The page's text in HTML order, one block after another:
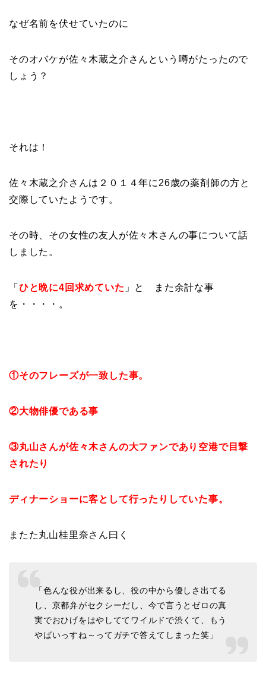
なぜ名前を伏せていたのに
そのオバケが佐々木蔵之介さんという噂がたったので
しょう？
それは！
佐々木蔵之介さんは２０１４年に26歳の薬剤師の方と
交際していたようです。
その時、その女性の友人が佐々木さんの事について話
しました。
「 ひと晩に4回求めていた 」と また余計な事
を・・・・。
①そのフレーズが一致した事。
②大物俳優である事
③丸山さんが佐々木さんの大ファンであり空港で目撃
されたり
ディナーショーに客として行ったりしていた事。
またた丸山桂里奈さん曰く
「色んな役が出来るし、役の中から優しさ出てる
し、京都弁がセクシーだし、今で言うとゼロの真
実でおひげをはやしててワイルドで渋くて、もう
やばいっすね～ってガチで答えてしまった笑」